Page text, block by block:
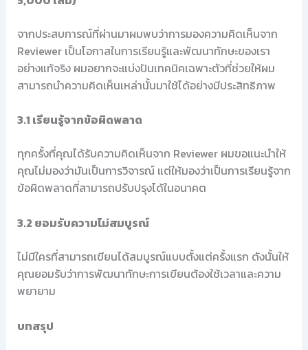
จากประสบการณ์ที่ผ่านมาผมพบว่าการมองความคิดเห็นจาก
Reviewer เป็นโอกาสในการเรียนรู้และพัฒนาทักษะของเรา
อย่างแท้จริง ผมอยากจะแบ่งปันเทคนิคเฉพาะตัวที่ช่วยให้ผม
สามารถนำความคิดเห็นเหล่านั้นมาใช้ได้อย่างมีประสิทธิภาพ
3.1 เรียนรู้จากข้อผิดพลาด
ทุกครั้งที่คุณได้รับความคิดเห็นจาก Reviewer ผมขอแนะนำให้
คุณไม่มองว่ามันเป็นการวิจารณ์ แต่ให้มองว่าเป็นการเรียนรู้จาก
ข้อผิดพลาดที่สามารถปรับปรุงได้ในอนาคต
3.2 ยอมรับความไม่สมบูรณ์
ไม่มีใครที่สามารถเขียนได้สมบูรณ์แบบตั้งแต่ครั้งแรก ดังนั้นให้
คุณยอมรับว่าการพัฒนาทักษะการเขียนต้องใช้เวลาและความ
พยายาม
บทสรุป